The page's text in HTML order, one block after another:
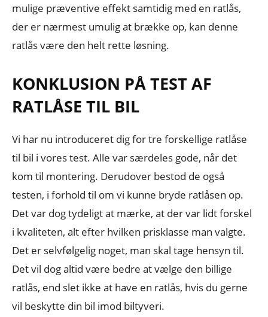
mulige præventive effekt samtidig med en ratlås,
der er nærmest umulig at brække op, kan denne
ratlås være den helt rette løsning.
KONKLUSION PÅ TEST AF
RATLÅSE TIL BIL
Vi har nu introduceret dig for tre forskellige ratlåse
til bil i vores test. Alle var særdeles gode, når det
kom til montering. Derudover bestod de også
testen, i forhold til om vi kunne bryde ratlåsen op.
Det var dog tydeligt at mærke, at der var lidt forskel
i kvaliteten, alt efter hvilken prisklasse man valgte.
Det er selvfølgelig noget, man skal tage hensyn til.
Det vil dog altid være bedre at vælge den billige
ratlås, end slet ikke at have en ratlås, hvis du gerne
vil beskytte din bil imod biltyveri.